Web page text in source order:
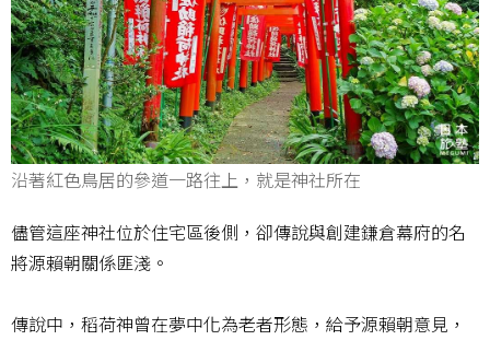
沿著紅色鳥居的參道一路往上，就是神社所在
儘管這座神社位於住宅區後側，卻傳說與創建鎌倉幕府的名
將源賴朝關係匪淺。
傳說中，稻荷神曾在夢中化為老者形態，給予源賴朝意見，